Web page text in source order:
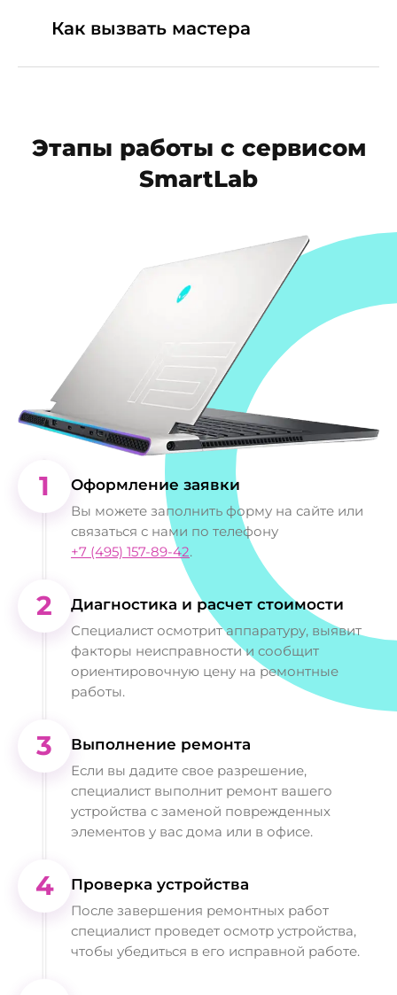
Как вызвать мастера
Этапы работы с сервисом
SmartLab
1 Оформление заявки
Вы можете заполнить форму на сайте или
связаться с нами по телефону
+7 (495) 157-89-42.
2 Диагностика и расчет стоимости
Специалист осмотрит аппаратуру, выявит
факторы неисправности и сообщит
ориентировочную цену на ремонтные
работы.
3 Выполнение ремонта
Если вы дадите свое разрешение,
специалист выполнит ремонт вашего
устройства с заменой поврежденных
элементов у вас дома или в офисе.
4 Проверка устройства
После завершения ремонтных работ
специалист проведет осмотр устройства,
чтобы убедиться в его исправной работе.